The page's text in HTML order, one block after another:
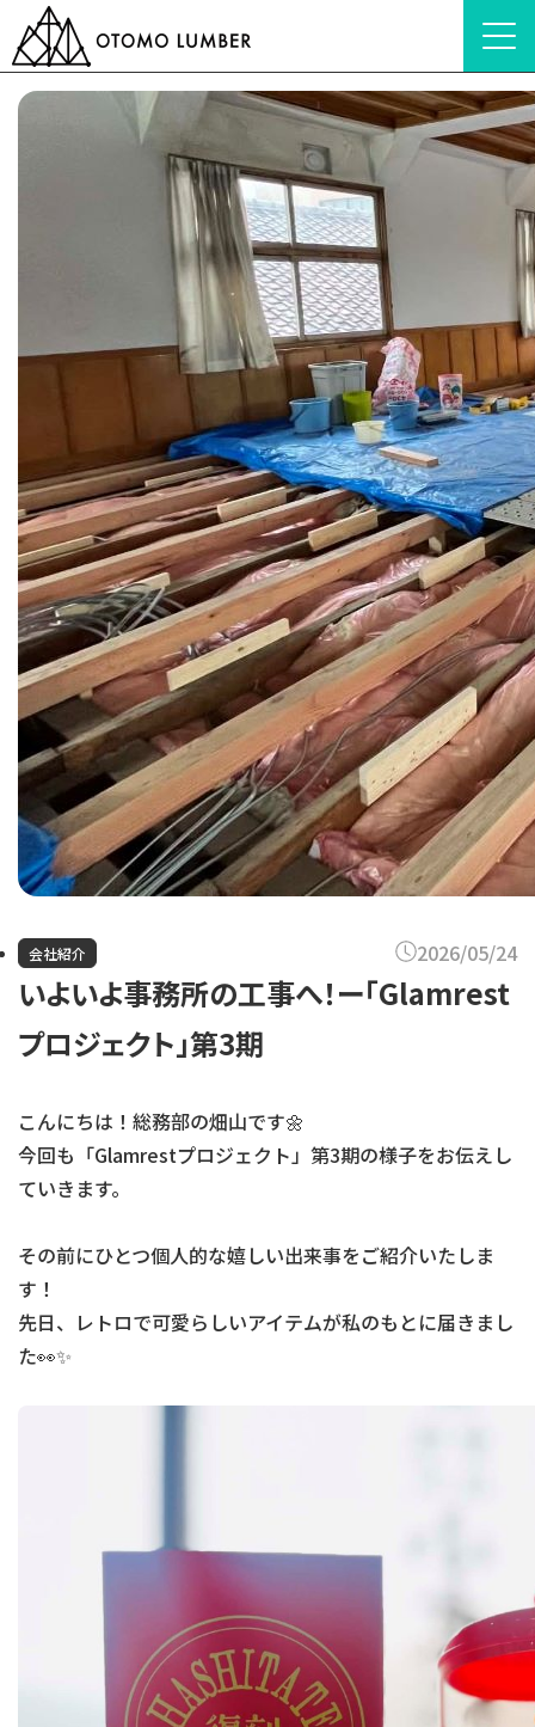
HOME ブログ いよいよ事務所の工事へ！ー「Glamrestプロジ
会社紹介 2026/05/24
いよいよ事務所の工事へ！ー「Glamrest
プロジェクト」第3期
こんにちは！総務部の畑山です🌼
今回も「Glamrestプロジェクト」第3期の様子をお伝えし
ていきます。
その前にひとつ個人的な嬉しい出来事をご紹介いたしま
す！
先日、レトロで可愛らしいアイテムが私のもとに届きまし
た👀✨